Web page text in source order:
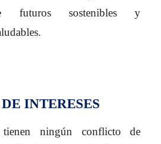
futuros sostenibles y
INTERESES
ningún conflicto de